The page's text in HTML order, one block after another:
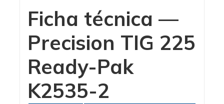
Ficha técnica —
Precision TIG 225
Ready-Pak
K2535-2